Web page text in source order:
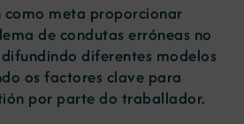
como meta proporcionar
de condutas erróneas no
diferentes modelos
os factores clave para
por parte do traballador.